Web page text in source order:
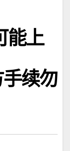
能上
续勿